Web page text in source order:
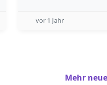
vor 1 Jahr
Mehr